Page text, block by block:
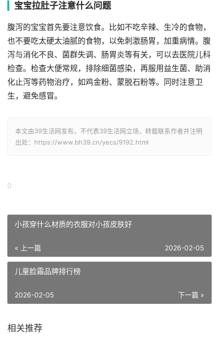
宝宝拉肚子注意什么问题
腹泻的宝宝首先要注意饮食。比如不吃辛辣、生冷的食物，
也不要吃太硬太油腻的食物，以免刺激肠胃，加重病情。腹
泻与消化不良、菌群失调、肠胃炎等有关，可以去医院儿科
检查。检查大便常规，排除细菌感染，再服用益生菌、助消
化止泻等药物治疗，如鸡金粉、蒙脱石粉等。同时注意卫
生，避免感冒。
本文由39生活网发布，不代表39生活网立场，转载联系作者并注明
出处：https://www.bh39.cn/yecs/9192.html
0
小孩穿什么材质的衣服对小孩皮肤好
« 上一篇 2026-02-05
儿童脸霜品牌排行榜
下一篇 »
2026-02-05
相关推荐